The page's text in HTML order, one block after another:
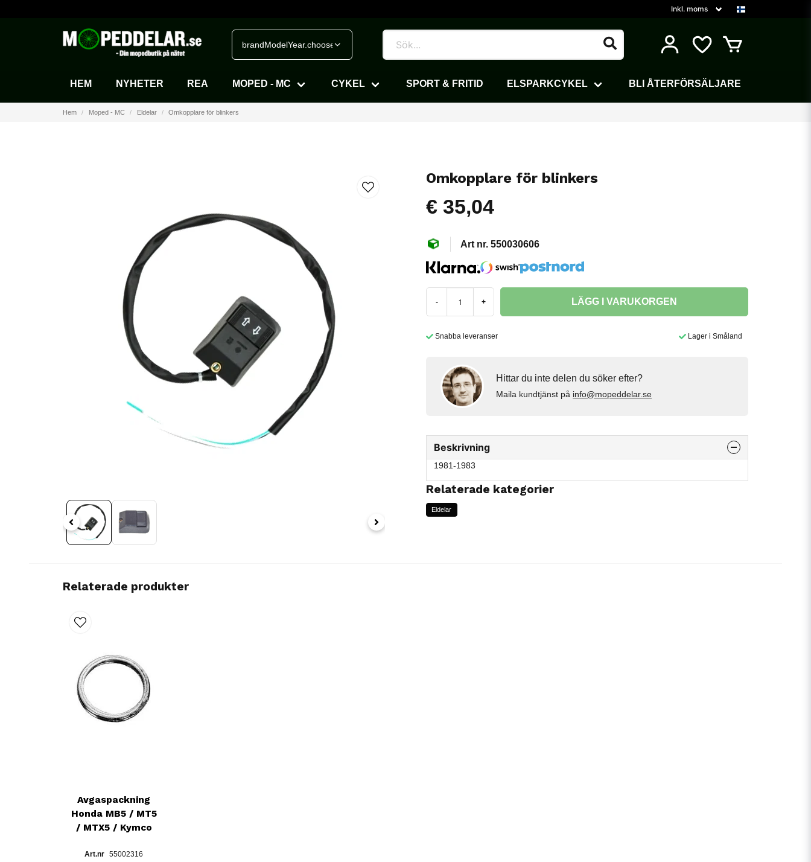
brandModelYear.chooseVehicle
HEM NYHETER REA MOPED - MC CYKEL SPORT & FRITID ELSPARKCYKEL BLI ÅTERFÖRSÄLJARE
Hem Moped - MC Eldelar Omkopplare för blinkers
Omkopplare för blinkers
€ 35,04
550030606
- + LÄGG I VARUKORGEN
Snabba leveranser Lager i Småland
Hittar du inte delen du söker efter?
Maila kundtjänst på info@mopeddelar.se
Beskrivning
1981-1983
Relaterade kategorier
Eldelar
Relaterade produkter
Avgaspackning
Honda MB5 / MT5
/ MTX5 / Kymco
55002316